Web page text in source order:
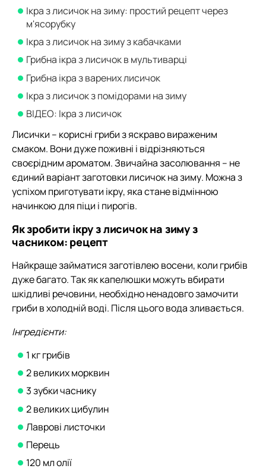
Ікра з лисичок на зиму: простий рецепт через
м'ясорубку
Ікра з лисичок на зиму з кабачками
Грибна ікра з лисичок в мультиварці
Грибна ікра з варених лисичок
Ікра з лисичок з помідорами на зиму
ВІДЕО: Ікра з лисичок
Лисички – корисні гриби з яскраво вираженим
смаком. Вони дуже поживні і відрізняються
своєрідним ароматом. Звичайна засолювання – не
єдиний варіант заготовки лисичок на зиму. Можна з
успіхом приготувати ікру, яка стане відмінною
начинкою для піци і пирогів.
Як зробити ікру з лисичок на зиму з
часником: рецепт
Найкраще займатися заготівлею восени, коли грибів
дуже багато. Так як капелюшки можуть вбирати
шкідливі речовини, необхідно ненадовго замочити
гриби в холодній воді. Після цього вода зливається.
Інгредієнти:
1 кг грибів
2 великих морквин
3 зубки часнику
2 великих цибулин
Лаврові листочки
Перець
120 мл олії